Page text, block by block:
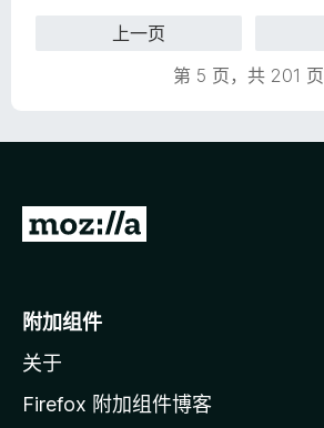
上一页
第 5 页，共 201 页
转
o
i
l
附加组件
关于
Firefox 附加组件博客